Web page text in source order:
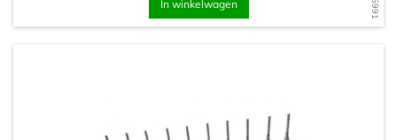
In winkelwagen